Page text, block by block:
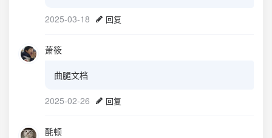
2025-03-18 回复
萧筱
曲腿文档
2025-02-26 回复
酕顿